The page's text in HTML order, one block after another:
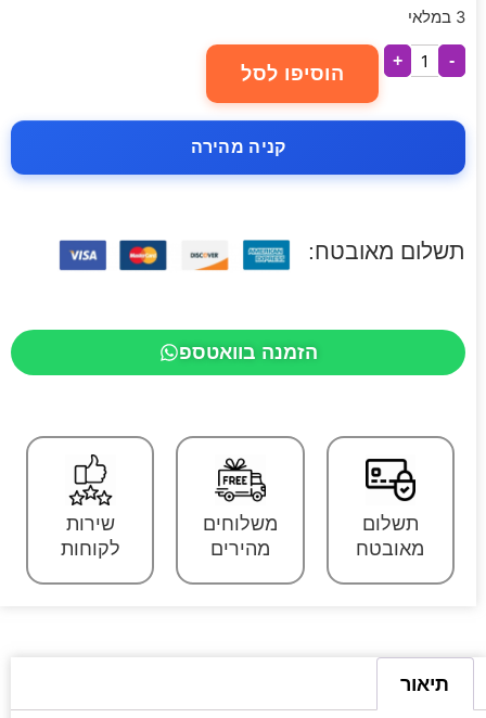
3 במלאי
-
+
הוסיפו לסל
קניה מהירה
תשלום מאובטח:
הזמנה בוואטספ
תשלום
מאובטח
משלוחים
מהירים
שירות
לקוחות
תיאור